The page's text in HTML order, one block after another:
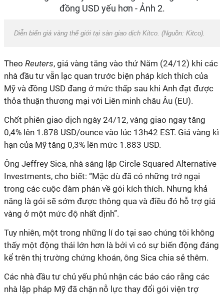
Diễn biến giá vàng thế giới tại sàn giao dịch Kitco. (Nguồn: Kitco).
Theo Reuters, giá vàng tăng vào thứ Năm (24/12) khi các
nhà đầu tư vẫn lạc quan trước biện pháp kích thích của
Mỹ và đồng USD đang ở mức thấp sau khi Anh đạt được
thỏa thuận thương mại với Liên minh châu Âu (EU).
Chốt phiên giao dịch ngày 24/12, vàng giao ngay tăng
0,4% lên 1.878 USD/ounce vào lúc 13h42 EST. Giá vàng kì
hạn của Mỹ tăng 0,3% lên mức 1.883 USD.
Ông Jeffrey Sica, nhà sáng lập Circle Squared Alternative
Investments, cho biết: “Mặc dù đã có những trở ngại
trong các cuộc đàm phán về gói kích thích. Nhưng khả
năng là gói sẽ sớm được thông qua và điều đó hỗ trợ giá
vàng ở một mức độ nhất định”.
Tuy nhiên, một trong những lí do tại sao chúng tôi không
thấy một động thái lớn hơn là bởi vì có sự biến động đáng
kể trên thị trường chứng khoán, ông Sica chia sẻ thêm.
Các nhà đầu tư chủ yếu phủ nhận các báo cáo rằng các
nhà lập pháp Mỹ đã chặn nỗ lực thay đổi gói viện trợ